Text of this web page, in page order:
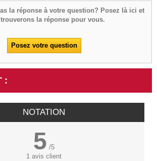
la réponse à votre question? Posez là ici et
la réponse pour vous.
Posez votre question
:
NOTATION
5 /5
1 avis client